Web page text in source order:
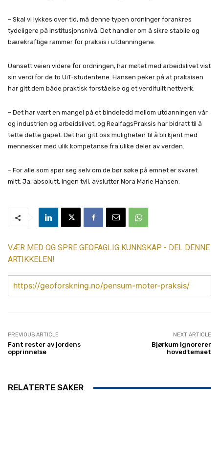
– Skal vi lykkes over tid, må denne typen ordninger forankres
tydeligere på institusjonsnivå. Det handler om å sikre stabile og
bærekraftige rammer for praksis i utdanningene.
Uansett veien videre for ordningen, har møtet med arbeidslivet vist
sin verdi for de to UiT-studentene. Hansen peker på at praksisen
har gitt dem både praktisk forståelse og et verdifullt nettverk.
– Det har vært en mangel på et bindeledd mellom utdanningen vår
og industrien og arbeidslivet, og RealfagsPraksis har bidratt til å
tette dette gapet. Det har gitt oss muligheten til å bli kjent med
mennesker med ulik kompetanse fra ulike deler av verden.
– For alle som spør seg selv om de bør søke på emnet er svaret
mitt: Ja, absolutt, ingen tvil, avslutter Nora Marie Hansen.
VÆR MED OG SPRE GEOFAGLIG KUNNSKAP - DEL DENNE
ARTIKKELEN!
https://geoforskning.no/pensum-moter-praksis/
PREVIOUS ARTICLE
Fant rester av jordens
opprinnelse
NEXT ARTICLE
Bjørkum ignorerer
hovedtemaet
RELATERTE SAKER